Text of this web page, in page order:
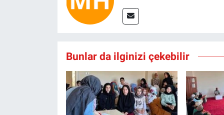
Bunlar da ilginizi çekebilir